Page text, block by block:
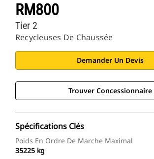
RM800
Recycleuses De Chaussée
Tier 2
Demander Un Devis
Trouver Concessionnaire
Spécifications Clés
Poids En Ordre De Marche Maximal
35225 kg